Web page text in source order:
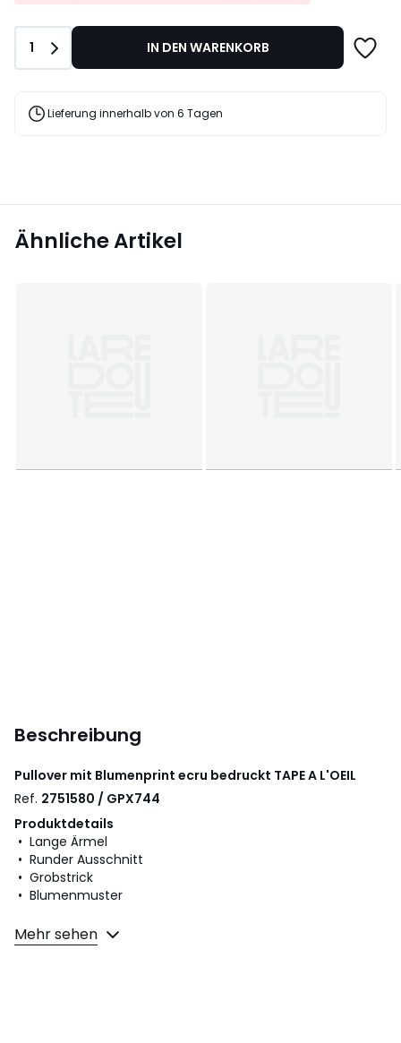
Code
LAST
Anzahl
1 IN DEN WARENKORB
Lieferung innerhalb von 6 Tagen
Ähnliche Artikel
Beschreibung
Pullover mit Blumenprint ecru bedruckt TAPE A L'OEIL
Ref. 2751580 / GPX744
Produktdetails
• Lange Ärmel
• Runder Ausschnitt
• Grobstrick
• Blumenmuster
Material und Pflege
• 56% Polyacryl, 44% Polyamid
Mehr sehen